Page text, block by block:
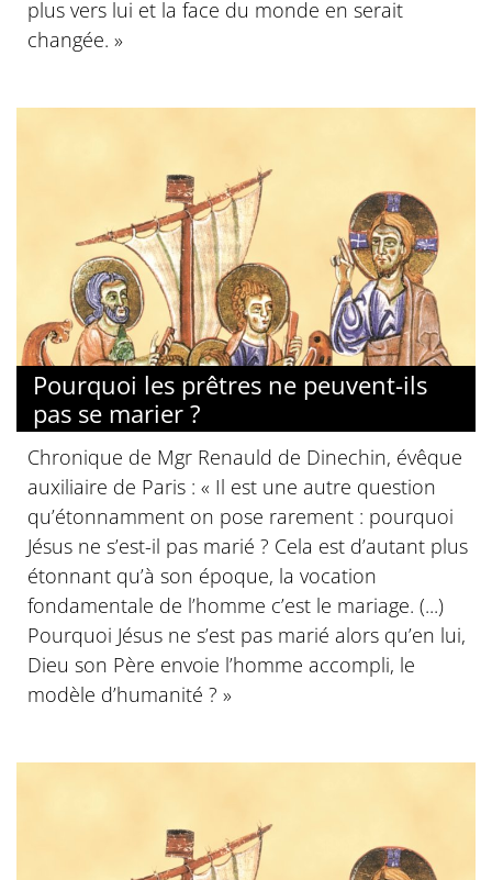
plus vers lui et la face du monde en serait
changée. »
Pourquoi les prêtres ne peuvent-ils
pas se marier ?
Chronique de Mgr Renauld de Dinechin, évêque
auxiliaire de Paris : « Il est une autre question
qu’étonnamment on pose rarement : pourquoi
Jésus ne s’est-il pas marié ? Cela est d’autant plus
étonnant qu’à son époque, la vocation
fondamentale de l’homme c’est le mariage. (...)
Pourquoi Jésus ne s’est pas marié alors qu’en lui,
Dieu son Père envoie l’homme accompli, le
modèle d’humanité ? »